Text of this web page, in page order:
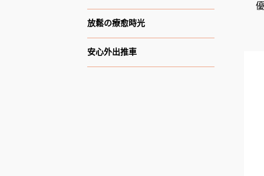
放鬆の療愈時光
安心外出推車